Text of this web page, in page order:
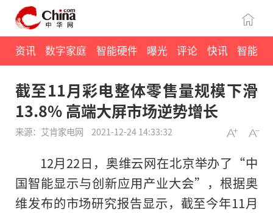
资讯 数字家庭 智能硬件 曝光 评论 快讯 智能
截至11月彩电整体零售量规模下滑
13.8% 高端大屏市场逆势增长
来源：艾肯家电网 2021-12-24 14:33:32
12月22日，奥维云网在北京举办了“中
国智能显示与创新应用产业大会”，根据奥
维发布的市场研究报告显示，截至今年11月